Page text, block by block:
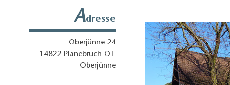
Adresse
Oberjünne 24
14822 Planebruch OT
Oberjünne